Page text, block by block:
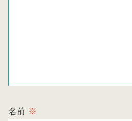
名前 ※